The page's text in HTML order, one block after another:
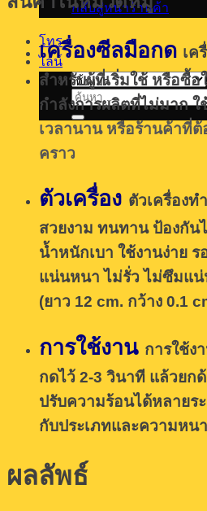
กลับสู่หน้าร้านค้า
โทร
ไลน์
ค้นหา:
เครื่องซีลมือกด เค
สำหรับผู้ที่เริ่มใช้ หรือซื้อ
กำลังการผลิตที่ไม่มาก ใ
เวลานาน หรือร้านค้าที่ต้
คราว
ตัวเครื่อง ตัวเครื่องท
สวยงาม ทนทาน ป้องกั
น้ำหนักเบา ใช้งานง่าย
แน่นหนา ไม่รั่ว ไม่ซึมแ
(ยาว 12 cm. กว้าง 0.1
การใช้งาน การใช้ง
กดไว้ 2-3 วินาที แล้วย
ปรับความร้อนได้หลายร
กับประเภทและความหน
ผลลัพธ์